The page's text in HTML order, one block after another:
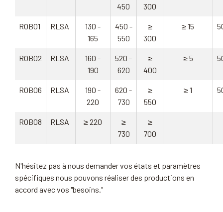
450
300
ROB01 RLSA
130 -
165
450 -
550
≥
300
≥ 15
ROB02 RLSA
160 -
190
520 -
620
≥
400
≥ 5
ROB06 RLSA
190 -
220
620 -
730
≥
550
≥ 1
ROB08 RLSA ≥ 220
≥
730
≥
700
N'hésitez pas à nous demander vos états et paramètres
spécifiques nous pouvons réaliser des productions en
accord avec vos "besoins."